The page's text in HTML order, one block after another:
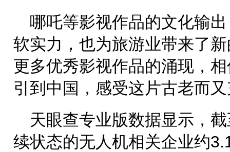
哪吒等影视作品的文化输
软实力，也为旅游业带来了
更多优秀影视作品的涌现，
引到中国，感受这片古老而
天眼查专业版数据显示，
续状态的无人机相关企业约